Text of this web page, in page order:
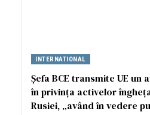
INTERNATIONAL
Șefa BCE transmite UE un
în privința activelor
Rusiei, „având în vedere